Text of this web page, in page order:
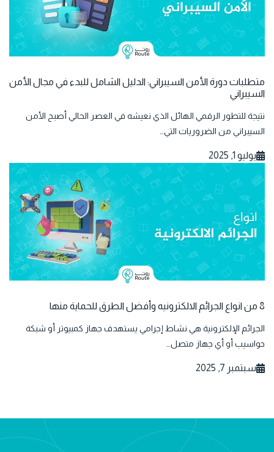
متطلبات دورة الأمن السيبراني: الدليل الشامل للبدء في مجال الأمن
السيبراني
نتيجة للتطور الرقمي الهائل الذي نعيشه في العصر الحالي أصبح الأمن
السيبراني من الضروريات التي…
يوليو 1, 2025
8 من انواع الجرائم الالكترونيه وأفضل الطرق للحماية منها
الجرائم الإلكترونية هي نشاط إجرامي يستهدف جهاز كمبيوتر أو شبكة
حواسيب أو أي جهاز متصل…
سبتمبر 7, 2025